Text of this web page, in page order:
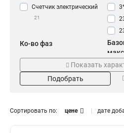
Счетчик электрический
21
Ко-во фаз
Трехфазный 15
АRT-00
Показать
Подобрать
Сортировать по: цене дате